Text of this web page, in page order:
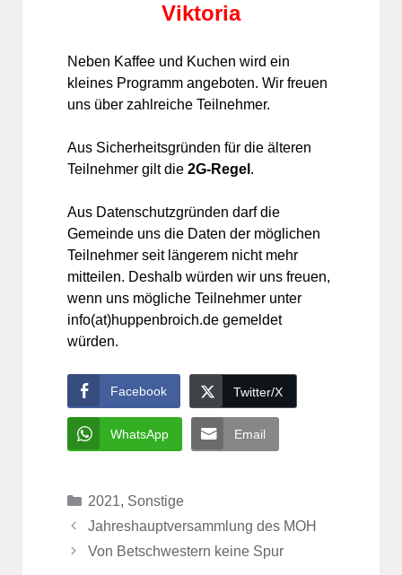
Viktoria
Neben Kaffee und Kuchen wird ein
kleines Programm angeboten. Wir freuen
uns über zahlreiche Teilnehmer.
Aus Sicherheitsgründen für die älteren
Teilnehmer gilt die 2G-Regel .
Aus Datenschutzgründen darf die
Gemeinde uns die Daten der möglichen
Teilnehmer seit längerem nicht mehr
mitteilen. Deshalb würden wir uns freuen,
wenn uns mögliche Teilnehmer unter
info(at)huppenbroich.de gemeldet
würden.
Facebook Twitter/X
WhatsApp Email
Kategorien
2021, Sonstige
Jahreshauptversammlung des MOH
Von Betschwestern keine Spur